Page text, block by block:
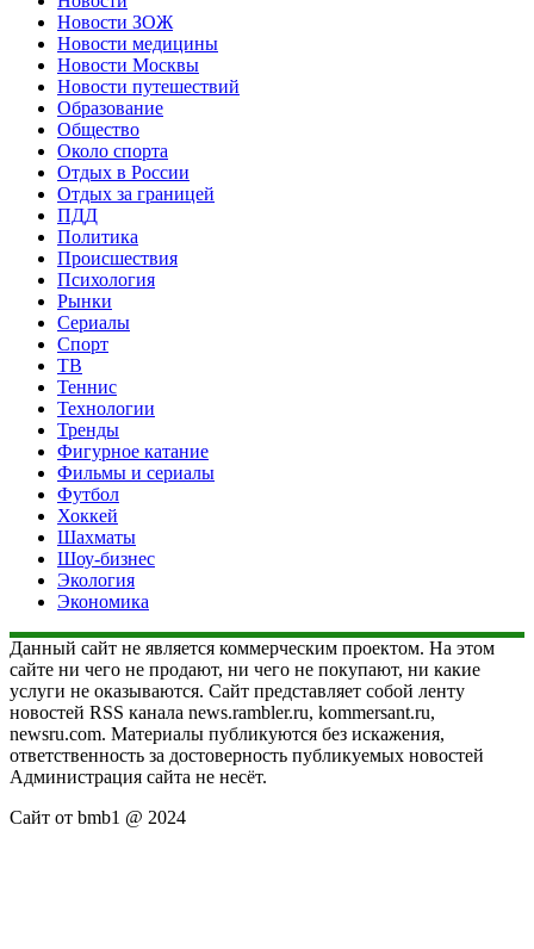
Новости ЗОЖ
Новости медицины
Новости Москвы
Новости путешествий
Образование
Общество
Около спорта
Отдых в России
Отдых за границей
ПДД
Политика
Происшествия
Психология
Рынки
Сериалы
Спорт
ТВ
Теннис
Технологии
Тренды
Фигурное катание
Фильмы и сериалы
Футбол
Хоккей
Шахматы
Шоу-бизнес
Экология
Экономика
Данный сайт не является коммерческим проектом. На этом
сайте ни чего не продают, ни чего не покупают, ни какие
услуги не оказываются. Сайт представляет собой ленту
новостей RSS канала news.rambler.ru, kommersant.ru,
newsru.com. Материалы публикуются без искажения,
ответственность за достоверность публикуемых новостей
Администрация сайта не несёт.
Сайт от bmb1 @ 2024